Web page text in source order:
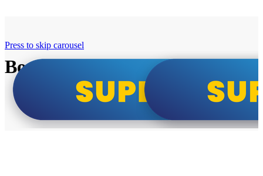
Bosch super cene
Press to skip carousel